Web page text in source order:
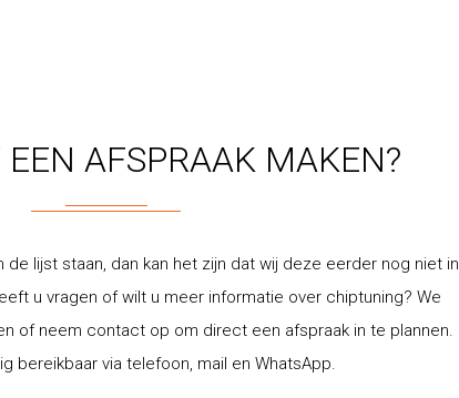
AFSPRAAK MAKEN?
lijst staan, dan kan het zijn dat wij deze eerder nog niet in
u vragen of wilt u meer informatie over chiptuning? We
of neem contact op om direct een afspraak in te plannen.
bereikbaar via telefoon, mail en WhatsApp.